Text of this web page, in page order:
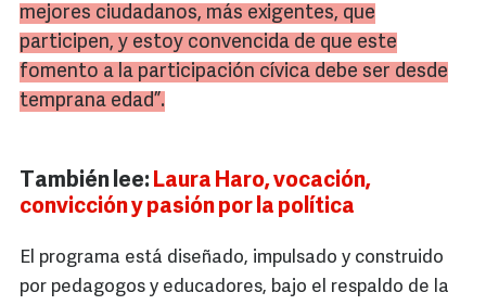
mejores ciudadanos, más exigentes, que
participen, y estoy convencida de que este
fomento a la participación cívica debe ser desde
temprana edad”.
También lee: Laura Haro, vocación,
convicción y pasión por la política
El programa está diseñado, impulsado y construido
por pedagogos y educadores, bajo el respaldo de la